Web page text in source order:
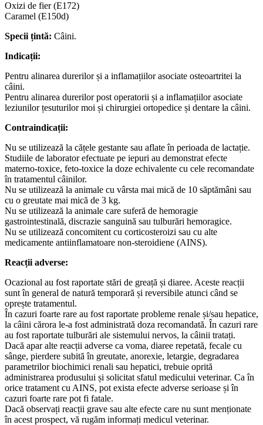
Oxizi de fier (E172)
Caramel (E150d)
Specii țintă: Câini.
Indicații:
Pentru alinarea durerilor și a inflamațiilor asociate osteoartritei la
câini.
Pentru alinarea durerilor post operatorii și a inflamațiilor asociate
leziunilor țesuturilor moi și chirurgiei ortopedice și dentare la câini.
Contraindicații:
Nu se utilizează la cățele gestante sau aflate în perioada de lactație.
Studiile de laborator efectuate pe iepuri au demonstrat efecte
materno-toxice, feto-toxice la doze echivalente cu cele recomandate
în tratamentul câinilor.
Nu se utilizează la animale cu vârsta mai mică de 10 săptămâni sau
cu o greutate mai mică de 3 kg.
Nu se utilizează la animale care suferă de hemoragie
gastrointestinală, discrazie sanguină sau tulburări hemoragice.
Nu se utilizează concomitent cu corticosteroizi sau cu alte
medicamente antiinflamatoare non-steroidiene (AINS).
Reacții adverse:
Ocazional au fost raportate stări de greață și diaree. Aceste reacții
sunt în general de natură temporară și reversibile atunci când se
oprește tratamentul.
În cazuri foarte rare au fost raportate probleme renale și/sau hepatice,
la câini cărora le-a fost administrată doza recomandată. În cazuri rare
au fost raportate tulburări ale sistemului nervos, la câinii tratați.
Dacă apar alte reacții adverse ca voma, diaree repetată, fecale cu
sânge, pierdere subită în greutate, anorexie, letargie, degradarea
parametrilor biochimici renali sau hepatici, trebuie oprită
administrarea produsului și solicitat sfatul medicului veterinar. Ca în
orice tratament cu AINS, pot exista efecte adverse serioase și în
cazuri foarte rare pot fi fatale.
Dacă observați reacții grave sau alte efecte care nu sunt menționate
în acest prospect, vă rugăm informați medicul veterinar.